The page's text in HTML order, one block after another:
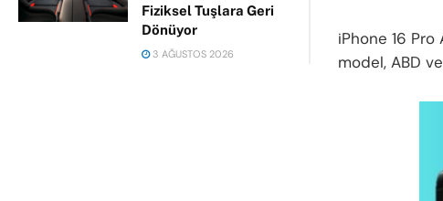
Fiziksel Tuşlara Geri
Dönüyor
3 AĞUSTOS 2026
iPhone 16
model, ABD